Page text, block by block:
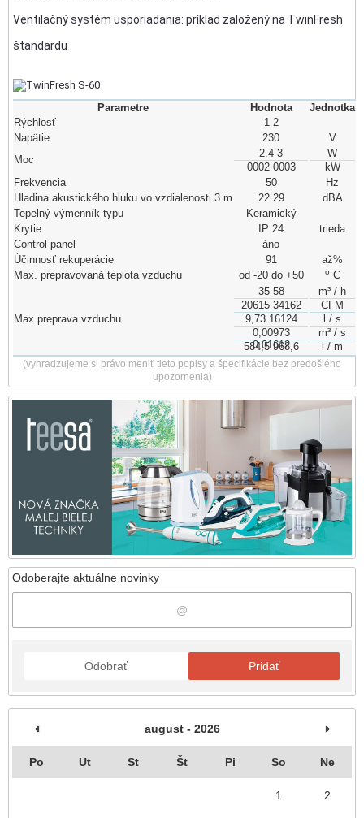
Odoberajte aktuálne novinky
Odobrať Pridať
august - 2026
Po Ut St Št Pi So Ne
1 2
Ventilačný systém usporiadania: príklad založený na TwinFresh
štandardu
Parametre Hodnota
Jednotka
Rýchlosť
1 2
Napätie
230
V
Moc
2.4 3
0002 0003
W
kW
Frekvencia
50
Hz
Hladina akustického hluku vo vzdialenosti 3 m
22 29
dBA
Tepelný výmenník typu
Keramický
Krytie
IP 24
trieda
Сontrol panel
áno
Účinnosť rekuperácie
91
až%
Max. prepravovaná teplota vzduchu
od -20 do +50 о C
Max.preprava vzduchu
35 58
20615 34162
9,73 16124
0,00973
0,01612
584,5 968,6
m³ / h
CFM
l / s
m³ / s
l / m
(vyhradzujeme si právo meniť tieto popisy a špecifikácie bez predošlého
upozornenia)